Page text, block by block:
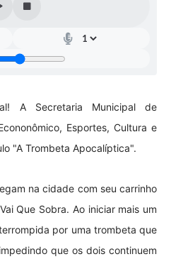
A Secretaria Municipal de
Esportes, Cultura e
"A Trombeta Apocalíptica".
na cidade com seu carrinho
Que Sobra. Ao iniciar mais um
por uma trombeta que
que os dois continuem